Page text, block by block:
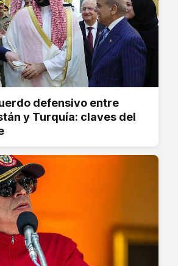
defensivo entre
y Turquía: claves del